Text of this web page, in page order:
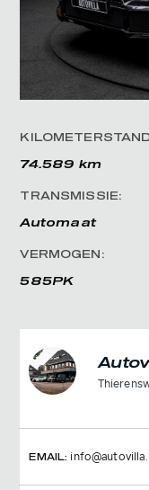
74.589 km
TRANSMISSIE:
Automaat
VERMOGEN:
585PK
EMAIL: